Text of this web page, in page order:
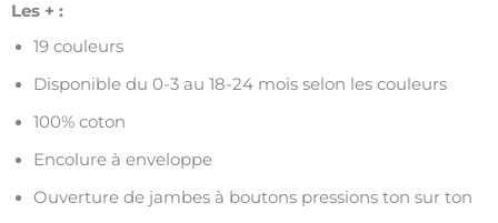
Les + :
19 couleurs
Disponible du 0-3 au 18-24 mois selon les couleurs
100% coton
Encolure à enveloppe
Ouverture de jambes à boutons pressions ton sur ton